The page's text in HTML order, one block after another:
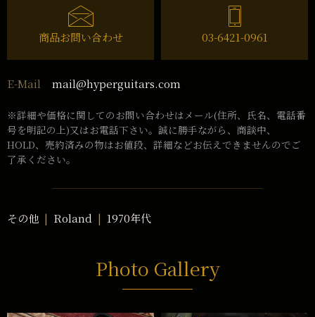
商品お問い合わせ 03-6421-0961
E-Mail mail@hyperguitars.com
※詳細や価格に関してのお問い合わせはメール(住所、氏名、電話番
号を明記の上)又はお電話下さい。誠に勝手ながら、商談中、
HOLD、売約済みの物はお値段、詳細などお伝えできませんのでご
了承ください。
その他 Roland 1970年代
Photo Gallery